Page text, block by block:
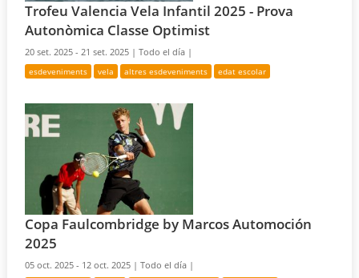
Trofeu Valencia Vela Infantil 2025 - Prova
Autonòmica Classe Optimist
20 set. 2025 - 21 set. 2025 |Todo el día |
esdeveniments vela altres esdeveniments edat escolar
Copa Faulcombridge by Marcos Automoción
2025
05 oct. 2025 - 12 oct. 2025 |Todo el día |